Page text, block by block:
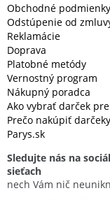
Obchodné podmienky
Odstúpenie od
Reklamácie
Doprava
Platobné metódy
Vernostný program
Nákupný poradca
Ako vybrať darček
Prečo nakúpiť
Parys.sk
Sledujte nás na
sieťach
nech Vám nič